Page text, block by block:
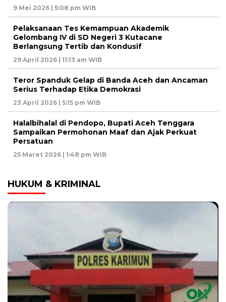
9 Mei 2026 | 5:08 pm WIB
Pelaksanaan Tes Kemampuan Akademik
Gelombang IV di SD Negeri 3 Kutacane
Berlangsung Tertib dan Kondusif
29 April 2026 | 11:13 am WIB
Teror Spanduk Gelap di Banda Aceh dan Ancaman
Serius Terhadap Etika Demokrasi
23 April 2026 | 5:15 pm WIB
Halalbihalal di Pendopo, Bupati Aceh Tenggara
Sampaikan Permohonan Maaf dan Ajak Perkuat
Persatuan
25 Maret 2026 | 1:48 pm WIB
HUKUM & KRIMINAL